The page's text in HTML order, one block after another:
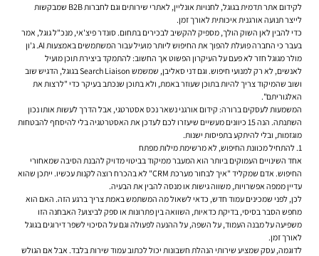
לקידום אתר תדמית בגוגל, לחנויות אונליין, לאתרי שירותים וגם לחברות B2B שמבקשות
לייצר תנועה אורגנית איכותית לאורך זמן.
כדי להבין לאן השוק הולך, מספיק להקשיב לבכירים בתחום. סונדר פיצ'אי, מנכ"ל גוגל, אמר
בעבר כי החברה פועלת להפוך את החיפוש ליותר מועיל עבור המשתמשים באמצעות AI. ג'ון
מולר מגוגל חזר לא פעם על העיקרון הפשוט אך החשוב: להתמקד ביצירת תוכן מועיל
לאנשים, לא רק למנועי חיפוש. וגם דני סאליבן, שמשמש Search Liaison בגוגל, הדגיש שוב
ושוב שהמיקוד צריך להיות בתוכן שעוזר באמת, ולא בתוכן שנכתב בעיקר כדי "לרצות את
האלגוריתם".
המשמעות לעסקים ברורה: קידום אורגנינשאר נכס אסטרטגי, אבל הדרך לעשות אותו נכון
השתנתה. הנה 15 כיוונים מעשיים שיעזרו לכם לעדכן את האסטרטגיה בלי להיסחף להבטחות
מוגזמות, ובלי להיתקע בתפיסות ישנות.
1. להתחיל מכוונת החיפוש, לא מרשימת מילות מפתח
אחד השינויים העמוקים ביותר הוא המעבר ממיקוד בביטוי מדויק להבנת הסיבה שמאחורי
החיפוש. אדם שמקליד "איך לבחור מערכת CRM" לא בהכרח רוצה לקנות עכשיו. ייתכן שהוא
עדיין ממפה אפשרויות, משווה גישות או מנסה להבין את הבעיה.
לכן, לפני שמכינים עמוד חדש, כדאי לשאול מה המשתמש באמת צריך ברגע הזה. האם הוא
מחפש הסבר בסיסי, בדיקת כדאיות, השוואה בין פתרונות או ספק לביצוע? האבחנה הזו
משפיעה על מבנה העמוד, על השפה, על ההנעה לפעולה וגם על הסיכוי לשפר דירוגים בגוגל
לאורך זמן.
לדוגמה, עסק שמציע שירותי הנהלת חשבונות יכול לכתוב עמוד שירות בלבד. אבל אם הגולש